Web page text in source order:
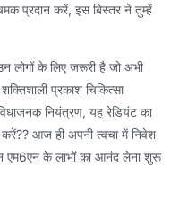
प्रदान करें, इस बिस्तर ने तुम्हें
लोगों के लिए जरूरी है जो अभी
प्रकाश चिकित्सा
नियंत्रण, यह रेडियंट का
करें?? आज ही अपनी त्वचा में निवेश
एम6एन के लाभों का आनंद लेना शुरू